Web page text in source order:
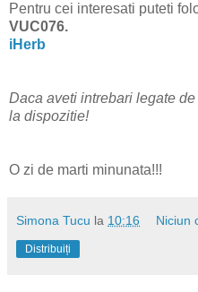
Pentru cei interesati puteti
VUC076.
iHerb
Daca aveti intrebari legate
la dispozitie!
O zi de marti minunata!!!
Simona Tucu la 10:16 Niciun
Distribuiți